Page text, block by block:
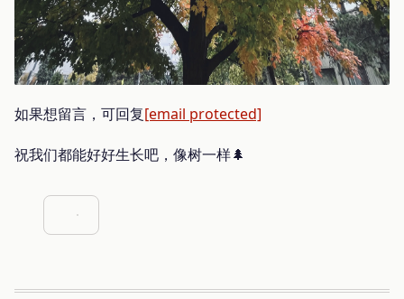
如果想留言，可回复[email protected]
祝我们都能好好生长吧，像树一样🌲